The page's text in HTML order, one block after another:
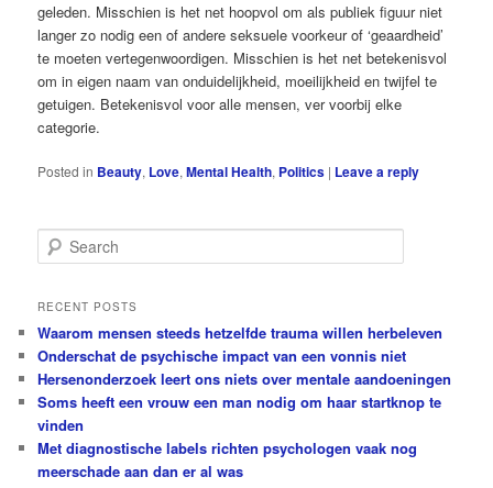
geleden. Misschien is het net hoopvol om als publiek figuur niet
langer zo nodig een of andere seksuele voorkeur of ‘geaardheid’
te moeten vertegenwoordigen. Misschien is het net betekenisvol
om in eigen naam van onduidelijkheid, moeilijkheid en twijfel te
getuigen. Betekenisvol voor alle mensen, ver voorbij elke
categorie.
Posted in Beauty, Love,Mental Health, Politics | Leave a reply
e
r
h
RECENT POSTS
Waarom mensen steeds hetzelfde trauma willen herbeleven
Onderschat de psychische impact van een vonnis niet
Hersenonderzoek leert ons niets over mentale aandoeningen
Soms heeft een vrouw een man nodig om haar startknop te
vinden
Met diagnostische labels richten psychologen vaak nog
meerschade aan dan er al was